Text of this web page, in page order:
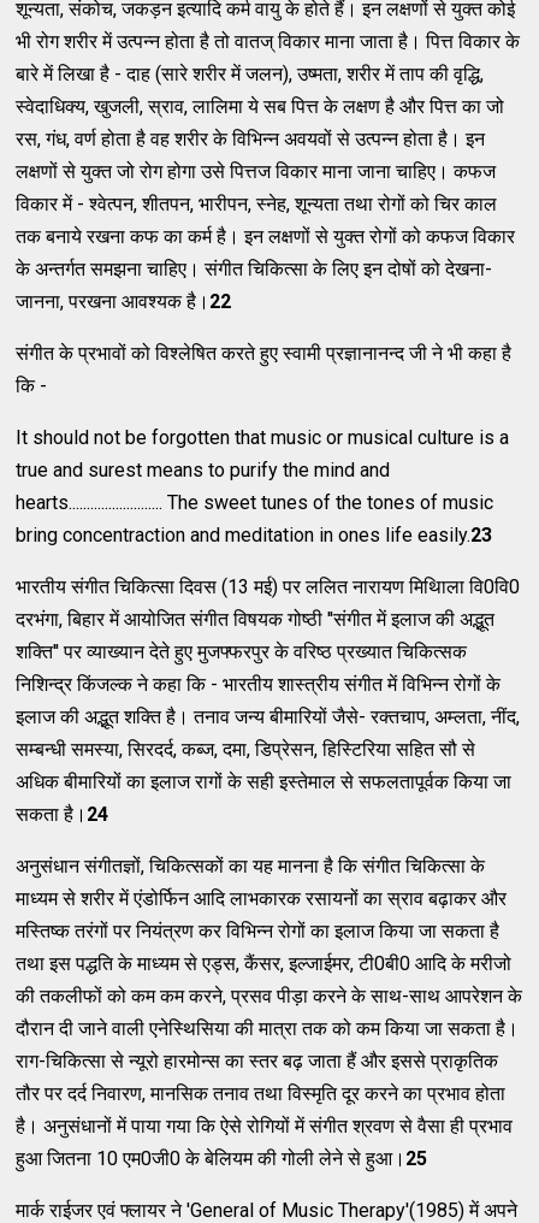
शून्यता, संकोच, जकड़न इत्यादि कर्म वायु के होते हैं। इन लक्षणों से युक्त कोई
भी रोग शरीर में उत्पन्न होता है तो वातज् विकार माना जाता है। पित्त विकार के
बारे में लिखा है - दाह (सारे शरीर में जलन), उष्मता, शरीर में ताप की वृद्धि,
स्वेदाधिक्य, खुजली, स्राव, लालिमा ये सब पित्त के लक्षण है और पित्त का जो
रस, गंध, वर्ण होता है वह शरीर के विभिन्न अवयवों से उत्पन्न होता है। इन
लक्षणों से युक्त जो रोग होगा उसे पित्तज विकार माना जाना चाहिए। कफज
विकार में - श्वेत्पन, शीतपन, भारीपन, स्नेह, शून्यता तथा रोगों को चिर काल
तक बनाये रखना कफ का कर्म है। इन लक्षणों से युक्त रोगों को कफज विकार
के अन्तर्गत समझना चाहिए। संगीत चिकित्सा के लिए इन दोषों को देखना-
जानना, परखना आवश्यक है। 22
संगीत के प्रभावों को विश्लेषित करते हुए स्वामी प्रज्ञानानन्द जी ने भी कहा है
कि -
It should not be forgotten that music or musical culture is a
true and surest means to purify the mind and
hearts.......................... The sweet tunes of the tones of music
bring concentraction and meditation in ones life easily.23
भारतीय संगीत चिकित्सा दिवस (13 मई) पर ललित नारायण मिथिाला वि0वि0
दरभंगा, बिहार में आयोजित संगीत विषयक गोष्ठी ''संगीत में इलाज की अद्भूत
शक्ति'' पर व्याख्यान देते हुए मुजफ्फरपुर के वरिष्ठ प्रख्यात चिकित्सक
निशिन्द्र किंजल्क ने कहा कि - भारतीय शास्त्रीय संगीत में विभिन्न रोगों के
इलाज की अद्भूत शक्ति है। तनाव जन्य बीमारियों जैसे- रक्तचाप, अम्लता, नींद,
सम्बन्धी समस्या, सिरदर्द, कब्ज, दमा, डिप्रेसन, हिस्टिरिया सहित सौ से
अधिक बीमारियों का इलाज रागों के सही इस्तेमाल से सफलतापूर्वक किया जा
सकता है। 24
अनुसंधान संगीतज्ञों, चिकित्सकों का यह मानना है कि संगीत चिकित्सा के
माध्यम से शरीर में एंडोर्फिन आदि लाभकारक रसायनों का स्राव बढ़ाकर और
मस्तिष्क तरंगों पर नियंत्रण कर विभिन्न रोगों का इलाज किया जा सकता है
तथा इस पद्धति के माध्यम से एड्स, कैंसर, इल्जाईमर, टी0बी0 आदि के मरीजो
की तकलीफों को कम कम करने, प्रसव पीड़ा करने के साथ-साथ आपरेशन के
दौरान दी जाने वाली एनेस्थिसिया की मात्रा तक को कम किया जा सकता है।
राग-चिकित्सा से न्यूरो हारमोन्स का स्तर बढ़ जाता हैं और इससे प्राकृतिक
तौर पर दर्द निवारण, मानसिक तनाव तथा विस्मृति दूर करने का प्रभाव होता
है। अनुसंधानों में पाया गया कि ऐसे रोगियों में संगीत श्रवण से वैसा ही प्रभाव
हुआ जितना 10 एम0जी0 के बेलियम की गोली लेने से हुआ। 25
मार्क राईजर एवं फ्लायर ने 'General of Music Therapy'(1985) में अपने